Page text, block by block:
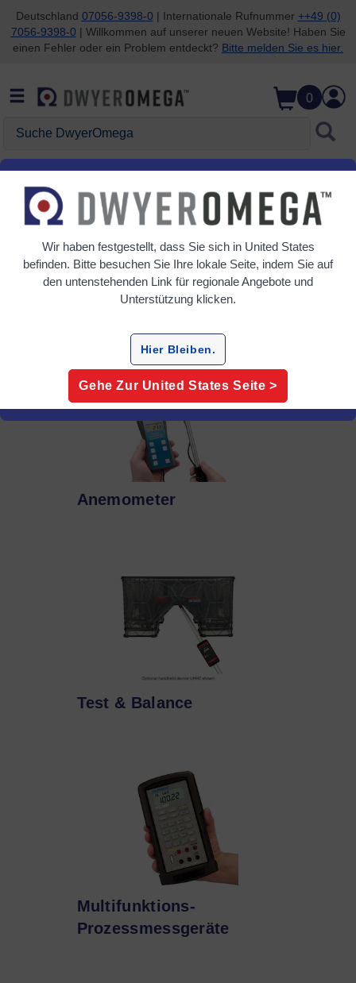
Zum Suchen überspringen
Zum Hauptinhalt überspringen
Zur Navigation überspringen
Deutschland 07056-9398-0 | Internationale Rufnummer ++49 (0)
7056-9398-0 | Willkommen auf unserer neuen Website! Haben Sie
einen Fehler oder ein Problem entdeckt? Bitte melden Sie es hier.
0
Startseite Prüfung und Inspektion Handgeräte
Handgeräte
Anemometer
Test & Balance
Multifunktions-
Prozessmessgeräte
Wir haben festgestellt, dass Sie sich in United States
befinden. Bitte besuchen Sie Ihre lokale Seite, indem Sie auf
den untenstehenden Link für regionale Angebote und
Unterstützung klicken.
Hier Bleiben.
Gehe Zur United States Seite >